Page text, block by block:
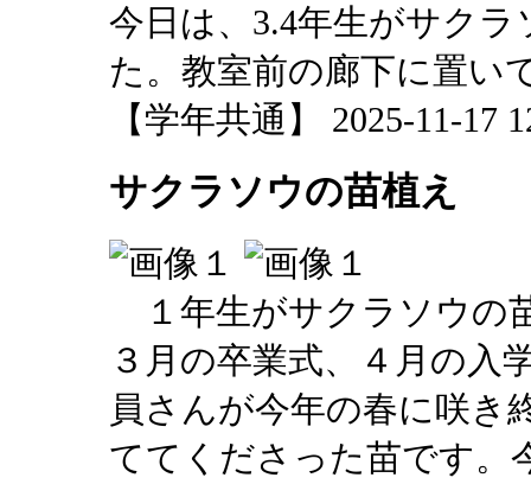
今日は、3.4年生がサク
た。教室前の廊下に置い
【学年共通】 2025-11-17
サクラソウの苗植え
１年生がサクラソウの
３月の卒業式、４月の入
員さんが今年の春に咲き
ててくださった苗です。